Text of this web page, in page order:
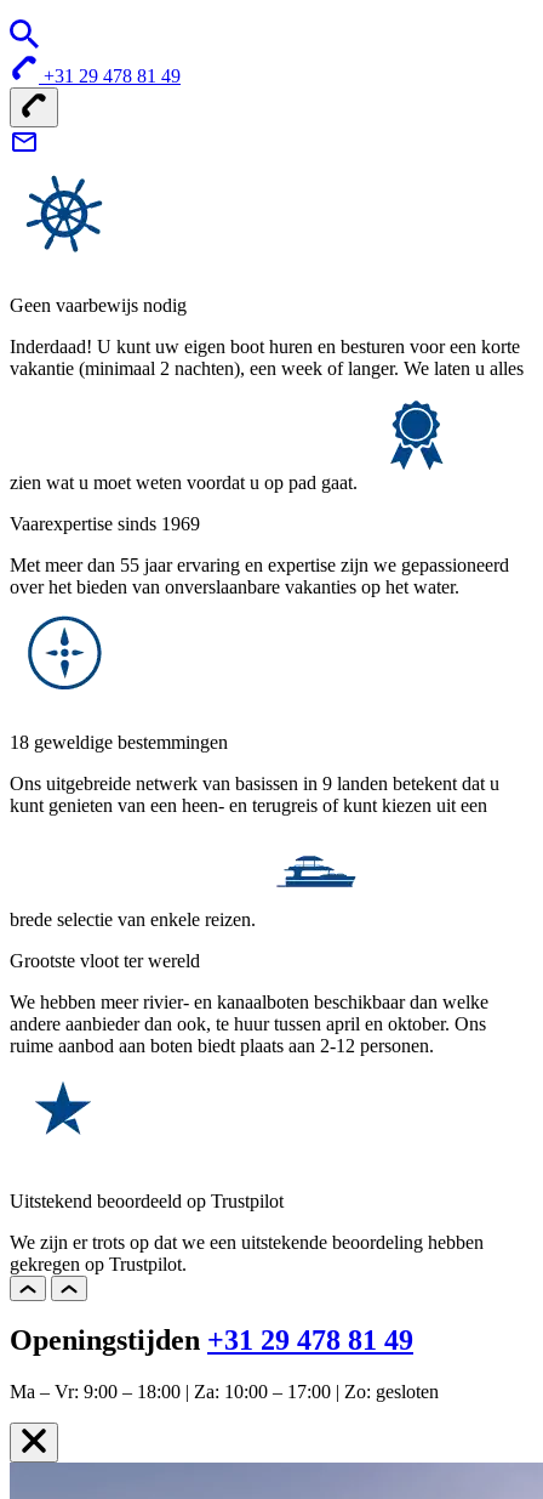
+31 29 478 81 49
Geen vaarbewijs nodig
Inderdaad! U kunt uw eigen boot huren en besturen voor een korte
vakantie (minimaal 2 nachten), een week of langer. We laten u alles
zien wat u moet weten voordat u op pad gaat.
Vaarexpertise sinds 1969
Met meer dan 55 jaar ervaring en expertise zijn we gepassioneerd
over het bieden van onverslaanbare vakanties op het water.
18 geweldige bestemmingen
Ons uitgebreide netwerk van basissen in 9 landen betekent dat u
kunt genieten van een heen- en terugreis of kunt kiezen uit een
brede selectie van enkele reizen.
Grootste vloot ter wereld
We hebben meer rivier- en kanaalboten beschikbaar dan welke
andere aanbieder dan ook, te huur tussen april en oktober. Ons
ruime aanbod aan boten biedt plaats aan 2-12 personen.
Uitstekend beoordeeld op Trustpilot
We zijn er trots op dat we een uitstekende beoordeling hebben
gekregen op Trustpilot.
Openingstijden +31 29 478 81 49
Ma – Vr: 9:00 – 18:00 | Za: 10:00 – 17:00 | Zo: gesloten